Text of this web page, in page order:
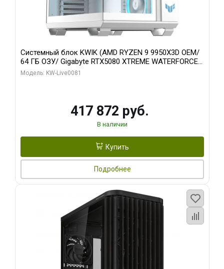
Системный блок KWIK (AMD RYZEN 9 9950X3D OEM/
64 ГБ ОЗУ/ Gigabyte RTX5080 XTREME WATERFORCE
16GB GDDR7 256bit/ 1 ТБ SSD)
Модель: KW-Live0081
417 872 руб.
В наличии
Купить
Подробнее